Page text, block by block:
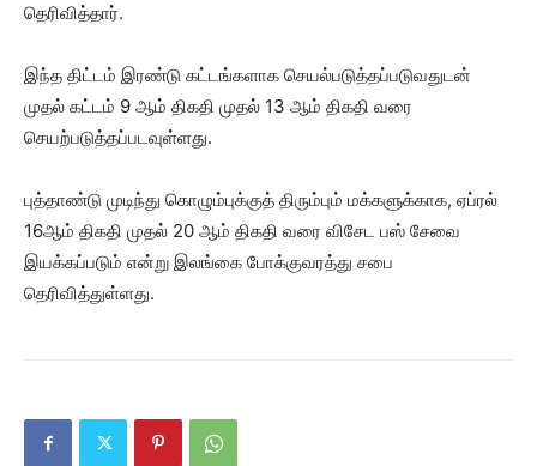
தெரிவித்தார்.
இந்த திட்டம் இரண்டு கட்டங்களாக செயல்படுத்தப்படுவதுடன்
முதல் கட்டம் 9 ஆம் திகதி முதல் 13 ஆம் திகதி வரை
செயற்படுத்தப்படவுள்ளது.
புத்தாண்டு முடிந்து கொழும்புக்குத் திரும்பும் மக்களுக்காக, ஏப்ரல்
16ஆம் திகதி முதல் 20 ஆம் திகதி வரை விசேட பஸ் சேவை
இயக்கப்படும் என்று இலங்கை போக்குவரத்து சபை
தெரிவித்துள்ளது.